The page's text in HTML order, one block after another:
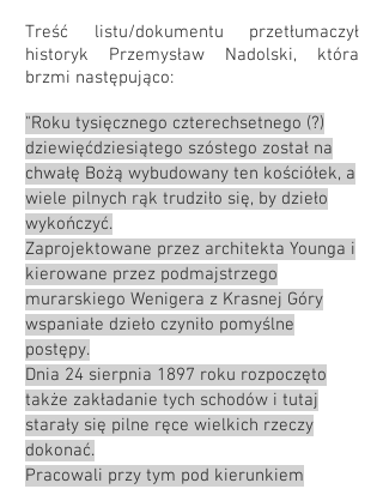
Treść listu/dokumentu przetłumaczył
historyk Przemysław Nadolski, która
brzmi następująco:
"Roku tysięcznego czterechsetnego (?)
dziewięćdziesiątego szóstego został na
chwałę Bożą wybudowany ten kościółek, a
wiele pilnych rąk trudziło się, by dzieło
wykończyć.
Zaprojektowane przez architekta Younga i
kierowane przez podmajstrzego
murarskiego Wenigera z Krasnej Góry
wspaniałe dzieło czyniło pomyślne
postępy.
Dnia 24 sierpnia 1897 roku rozpoczęto
także zakładanie tych schodów i tutaj
starały się pilne ręce wielkich rzeczy
dokonać.
Pracowali przy tym pod kierunkiem